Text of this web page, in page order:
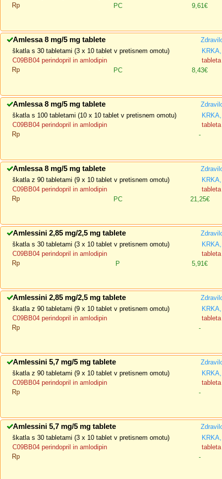
Rp
PC 9,61€
Amlessa 8 mg/5 mg tablete
škatla s 30 tabletami (3 x 10 tablet v pretisnem omotu)
C09BB04 perindopril in amlodipin
tableta
Rp
PC 8,43€
Amlessa 8 mg/5 mg tablete
škatla s 100 tabletami (10 x 10 tablet v pretisnem omotu)
C09BB04 perindopril in amlodipin
tableta
Rp
-
Amlessa 8 mg/5 mg tablete
škatla z 90 tabletami (9 x 10 tablet v pretisnem omotu)
C09BB04 perindopril in amlodipin
tableta
Rp
PC 21,25€
Amlessini 2,85 mg/2,5 mg tablete
škatla s 30 tabletami (3 x 10 tablet v pretisnem omotu)
C09BB04 perindopril in amlodipin
tableta
Rp
P 5,91€
Amlessini 2,85 mg/2,5 mg tablete
škatla z 90 tabletami (9 x 10 tablet v pretisnem omotu)
C09BB04 perindopril in amlodipin
tableta
Rp
-
Amlessini 5,7 mg/5 mg tablete
škatla z 90 tabletami (9 x 10 tablet v pretisnem omotu)
C09BB04 perindopril in amlodipin
tableta
Rp
-
Amlessini 5,7 mg/5 mg tablete
škatla s 30 tabletami (3 x 10 tablet v pretisnem omotu)
C09BB04 perindopril in amlodipin
tableta
Rp
-